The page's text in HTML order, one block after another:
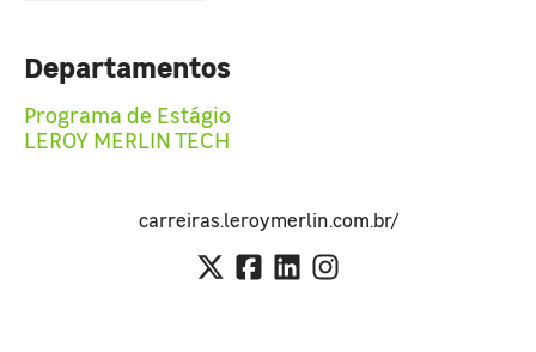
Departamentos
Programa de Estágio
LEROY MERLIN TECH
carreiras.leroymerlin.com.br/